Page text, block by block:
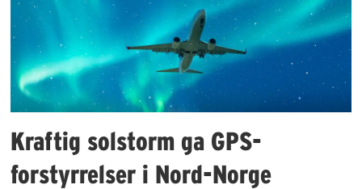
Kraftig solstorm ga GPS-
forstyrrelser i Nord-Norge